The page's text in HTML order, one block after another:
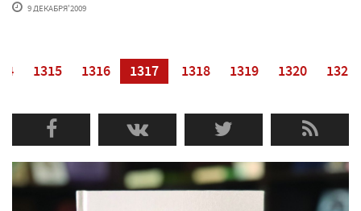
9 ДЕКАБРЯ'2009
1315 1316 1317 1318 1319 1320 1321